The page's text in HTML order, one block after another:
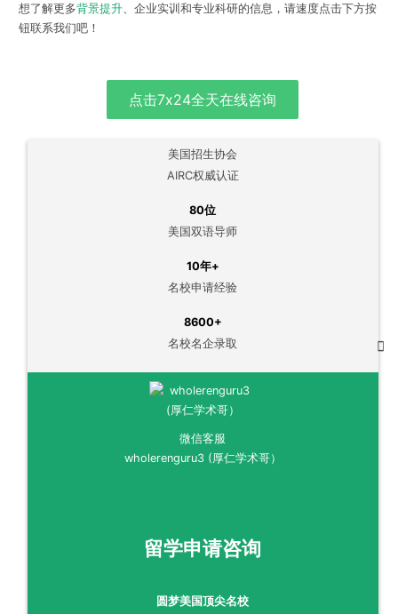
想了解更多背景提升、企业实训和专业科研的信息，请速度点击下方按
钮联系我们吧！
点击7x24全天在线咨询
美国招生协会
AIRC权威认证
80位
美国双语导师
10年+
名校申请经验
8600+
名校名企录取
微信客服
wholerenguru3 (厚仁学术哥）
留学申请咨询
圆梦美国顶尖名校